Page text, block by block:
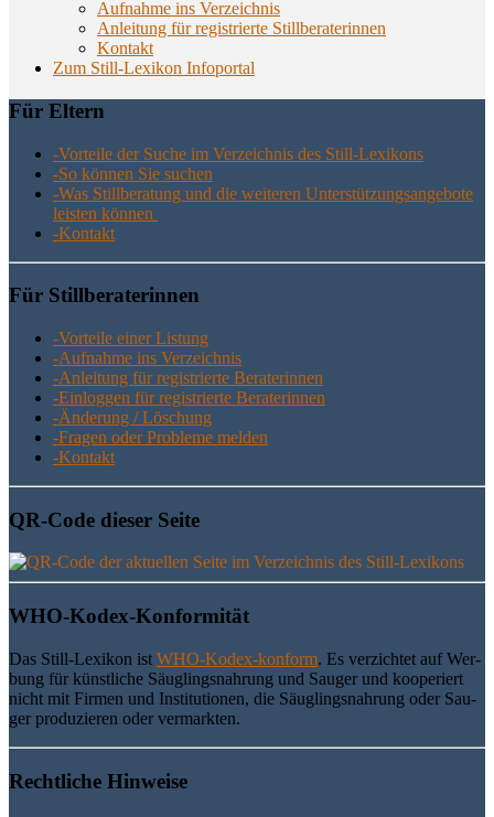
Aufnahme ins Verzeichnis
Anlei­tung für regis­trier­te Stillberaterinnen
Kon­takt
Zum Still-Lexikon Infoportal
Für Eltern
-Vor­tei­le der Suche im Ver­zeich­nis des Still-Lexikons
-So kön­nen Sie suchen
-Was Still­be­ra­tung und die wei­te­ren Unter­stüt­zungs­an­ge­bo­te
leis­ten können
-Kon­takt
Für Still­be­ra­te­rin­nen
-Vor­tei­le einer Listung
-Auf­nah­me ins Verzeichnis
-Anlei­tung für regis­trier­te Beraterinnen
-Ein­log­gen für regis­trier­te Beraterinnen
-Ände­rung / Löschung
-Fra­gen oder Pro­ble­me melden
-Kon­takt
QR-Code die­ser Seite
WHO-Kodex-Kon­for­mi­tät
Das Still-Lexi­kon ist WHO-Kodex-kon­form. Es ver­zich­tet auf Wer­
bung für künst­li­che Säug­lings­nah­rung und Sau­ger und koope­riert
nicht mit Fir­men und Insti­tu­tio­nen, die Säug­lings­nah­rung oder Sau­
ger pro­du­zie­ren oder vermarkten.
Recht­li­che Hinweise